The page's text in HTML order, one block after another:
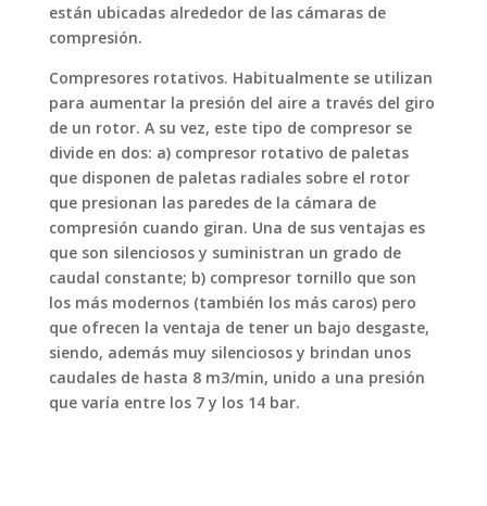
están ubicadas alrededor de las cámaras de
compresión.
Compresores rotativos. Habitualmente se utilizan
para aumentar la presión del aire a través del giro
de un rotor. A su vez, este tipo de compresor se
divide en dos: a) compresor rotativo de paletas
que disponen de paletas radiales sobre el rotor
que presionan las paredes de la cámara de
compresión cuando giran. Una de sus ventajas es
que son silenciosos y suministran un grado de
caudal constante; b) compresor tornillo que son
los más modernos (también los más caros) pero
que ofrecen la ventaja de tener un bajo desgaste,
siendo, además muy silenciosos y brindan unos
caudales de hasta 8 m3/min, unido a una presión
que varía entre los 7 y los 14 bar.